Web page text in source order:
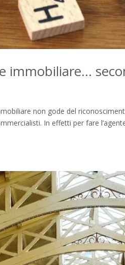
immobiliare…
non gode del
In effetti per fare